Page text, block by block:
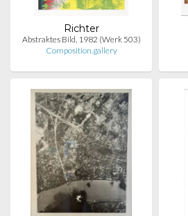
Richter
Abstraktes Bild, 1982 (Werk 503)
Composition.gallery